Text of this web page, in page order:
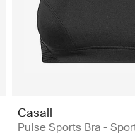
Casall
Pulse Sports Bra -